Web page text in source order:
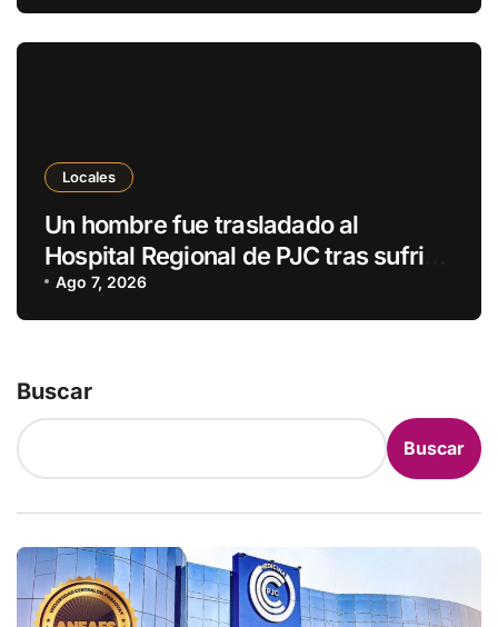
Locales
Un hombre fue trasladado al
Hospital Regional de PJC tras sufrir
una descarga eléctrica
Ago 7, 2026
Buscar
Buscar